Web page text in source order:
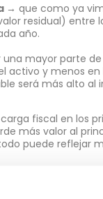
→ que como ya
residual) entre
año.
mayor parte de
activo y menos en
será más alto al
fiscal en los
más valor al
puede reflejar
sea mayor al inicio